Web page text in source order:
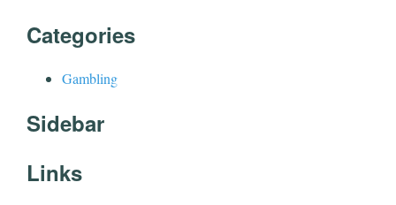
Categories
Gambling
Sidebar
Links